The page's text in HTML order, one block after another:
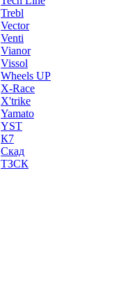
Trebl
Vector
Venti
Vianor
Vissol
Wheels UP
X-Race
X'trike
Yamato
YST
К7
Скад
ТЗСК